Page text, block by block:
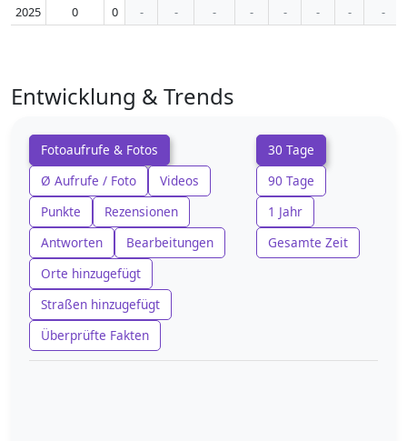
2025 0 0 - - - - - - - -
Entwicklung & Trends
Fotoaufrufe & Fotos
Ø Aufrufe / Foto
Videos
Punkte
Rezensionen
Antworten
Bearbeitungen
Orte hinzugefügt
Straßen hinzugefügt
Überprüfte Fakten
30 Tage
90 Tage
1 Jahr
Gesamte Zeit